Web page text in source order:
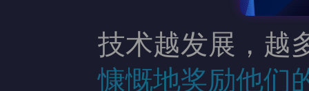
技术越发展，越
慷慨地奖励他们